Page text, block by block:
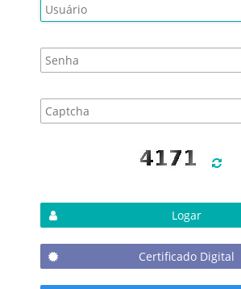
Logar
Certificado Digital